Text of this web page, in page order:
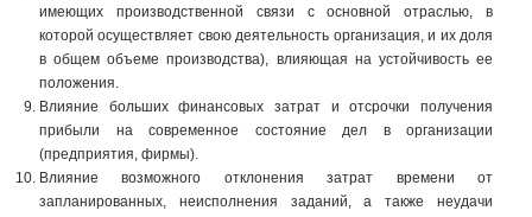
имеющих производственной связи с основной отраслью, в
которой осуществляет свою деятельность организация, и их доля
в общем объеме производства), влияющая на устойчивость ее
положения.
Влияние больших финансовых затрат и отсрочки получения
прибыли на современное состояние дел в организации
(предприятия, фирмы).
Влияние возможного отклонения затрат времени от
запланированных, неисполнения заданий, а также неудачи